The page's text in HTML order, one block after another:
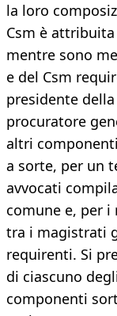
la loro
Csm è
mentre sono
e del Csm
presidente
procuratore
altri
a sorte, per un
avvocati
comune e, per
tra i magistrati
requirenti. Si
di ciascuno
componenti